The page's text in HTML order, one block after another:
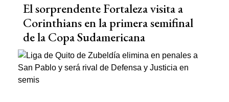
El sorprendente Fortaleza visita a
Corinthians en la primera semifinal
de la Copa Sudamericana